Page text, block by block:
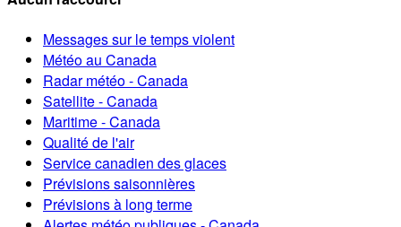
Messages sur le temps violent
Météo au Canada
Radar météo - Canada
Satellite - Canada
Maritime - Canada
Qualité de l'air
Service canadien des glaces
Prévisions saisonnières
Prévisions à long terme